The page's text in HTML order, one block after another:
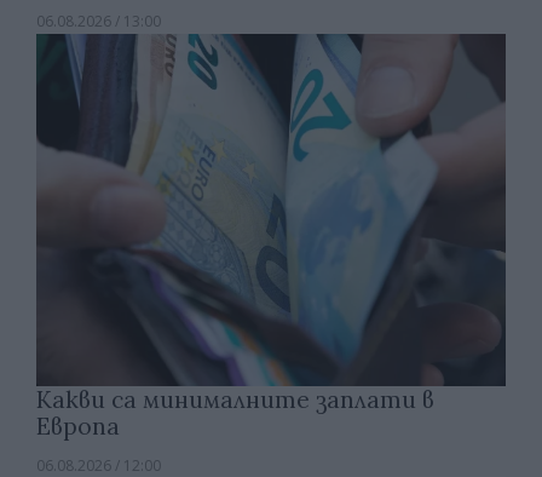
06.08.2026 / 13:00
Какви са минималните заплати в
Европа
06.08.2026 / 12:00